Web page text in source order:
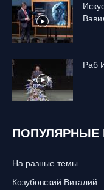
Раб
ПОПУЛЯРНЫЕ
На разные темы
Козубовский Виталий